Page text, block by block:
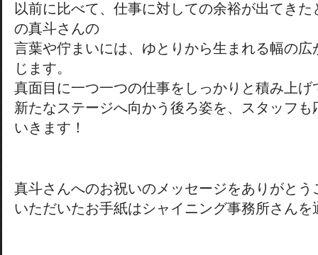
以前に比べて、仕事に対しての余裕が出てき
の真斗さんの
言葉や佇まいには、ゆとりから生まれる幅の
じます。
真面目に一つ一つの仕事をしっかりと積み上げ
新たなステージへ向かう後ろ姿を、スタッフ
いきます！
真斗さんへのお祝いのメッセージをありがとう
いただいたお手紙はシャイニング事務所さん